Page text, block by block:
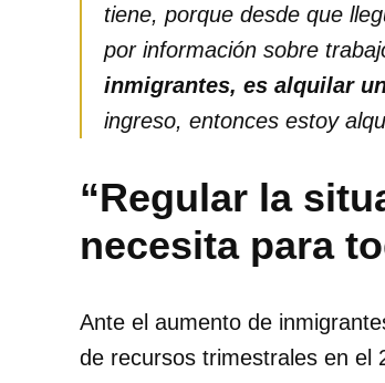
tiene, porque desde que
por información sobre
inmigrantes, es alquilar
ingreso, entonces estoy
“Regular la
necesita para
Ante el aumento de
de recursos trimestrales en el